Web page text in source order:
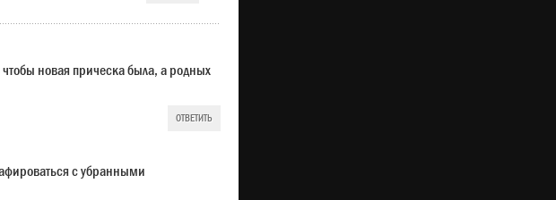
новая прическа была, а родных
ОТВЕТИТЬ
с убранными